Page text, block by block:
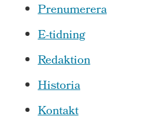
Prenumerera
E-tidning
Redaktion
Historia
Kontakt